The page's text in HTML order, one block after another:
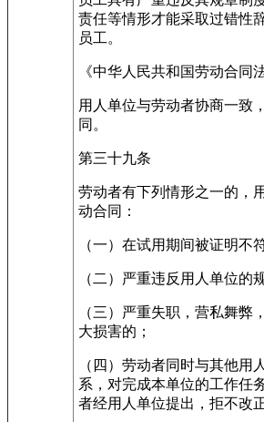
责任等情形才能采取过错性
员工。
《中华人民共和国劳动合同
用人单位与劳动者协商一致
同。
第三十九条
劳动者有下列情形之一的，
动合同：
（一）在试用期间被证明不
（二）严重违反用人单位的
（三）严重失职，营私舞弊
大损害的；
（四）劳动者同时与其他用
系，对完成本单位的工作任
者经用人单位提出，拒不改